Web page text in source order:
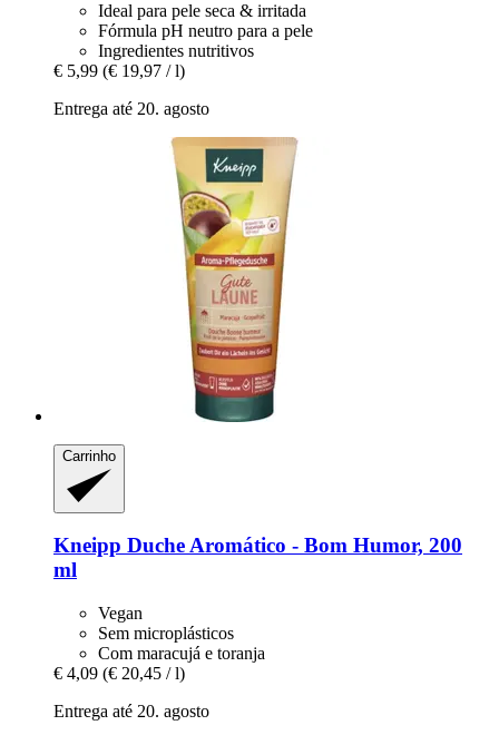
Ideal para pele seca & irritada
Fórmula pH neutro para a pele
Ingredientes nutritivos
€ 5,99 (€ 19,97 / l)
Entrega até 20. agosto
Carrinho
Kneipp Duche Aromático -​ Bom Humor, 200
ml
Vegan
Sem microplásticos
Com maracujá e toranja
€ 4,09 (€ 20,45 / l)
Entrega até 20. agosto